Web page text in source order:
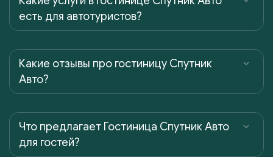
есть для автотуристов?
Какие отзывы про гостиницу Спутник
Авто?
Что предлагает Гостиница Спутник Авто
для гостей?